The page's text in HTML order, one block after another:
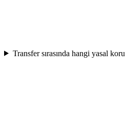
Transfer sırasında hangi yasal